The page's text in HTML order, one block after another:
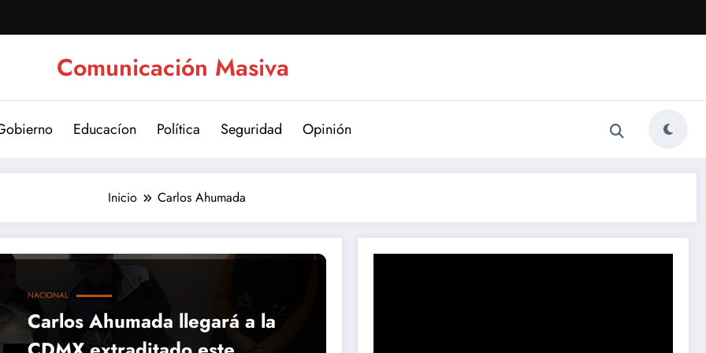
Comunicación Masiva
Educacíon Política Seguridad Opinión
Inicio Carlos Ahumada
NACIONAL
Carlos Ahumada llegará a la